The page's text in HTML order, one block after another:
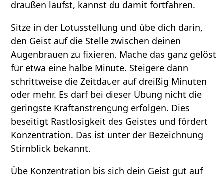
draußen läufst, kannst du damit fortfahren.
Sitze in der Lotusstellung und übe dich darin,
den Geist auf die Stelle zwischen deinen
Augenbrauen zu fixieren. Mache das ganz gelöst
für etwa eine halbe Minute. Steigere dann
schrittweise die Zeitdauer auf dreißig Minuten
oder mehr. Es darf bei dieser Übung nicht die
geringste Kraftanstrengung erfolgen. Dies
beseitigt Rastlosigkeit des Geistes und fördert
Konzentration. Das ist unter der Bezeichnung
Stirnblick bekannt.
Übe Konzentration bis sich dein Geist gut auf